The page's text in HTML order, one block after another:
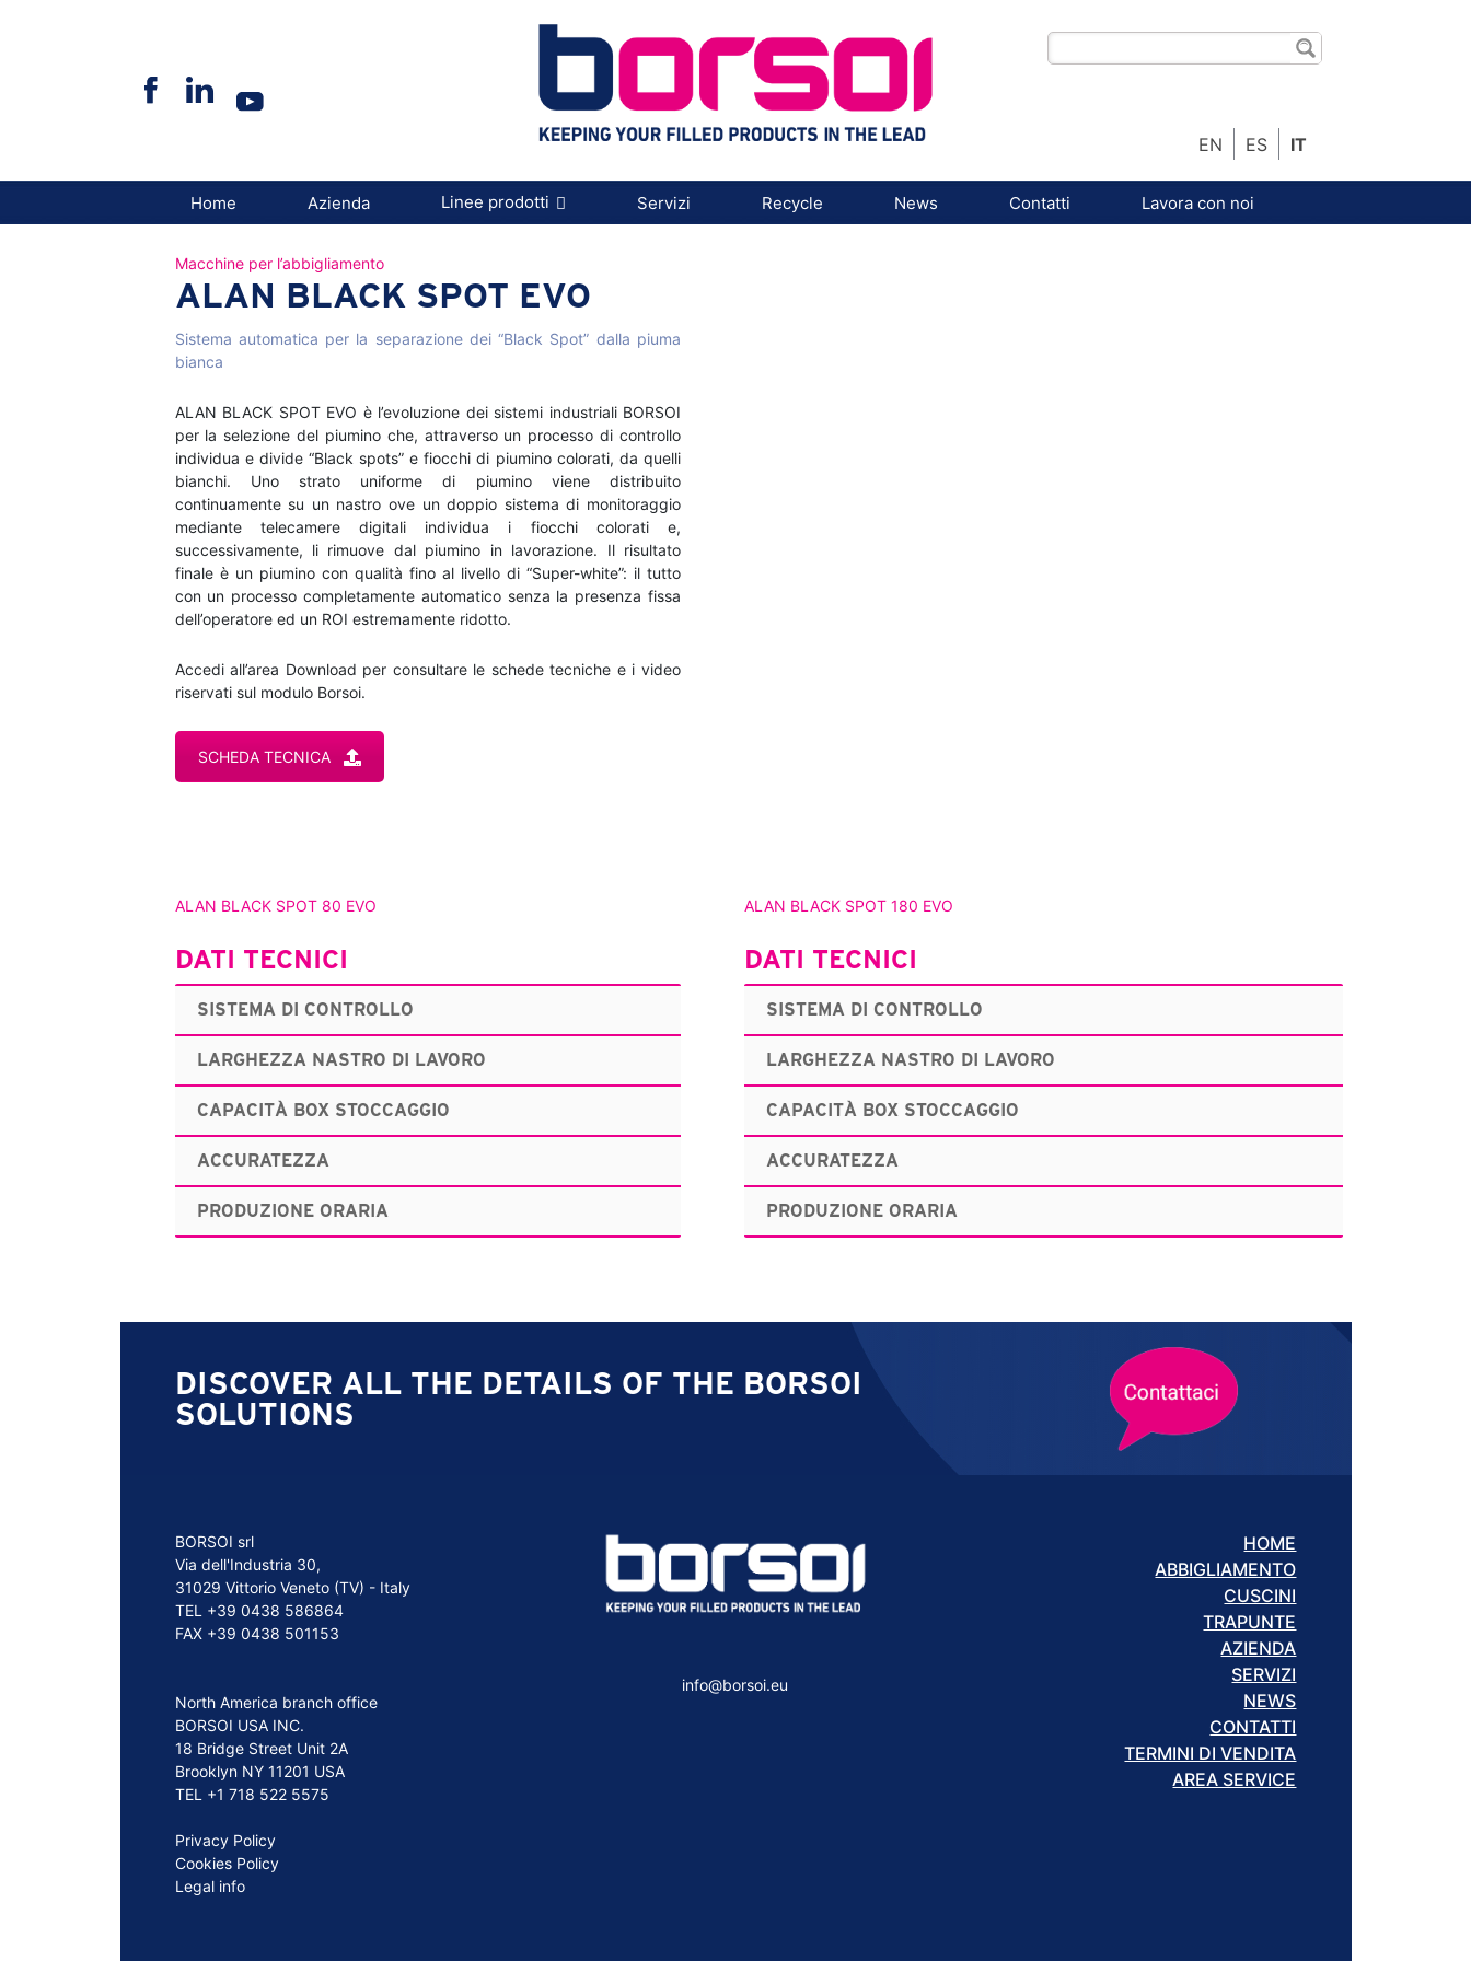
EN ES IT
Home Azienda Linee prodotti Servizi Recycle News Contatti Lavora con noi
Macchine per l’abbigliamento
ALAN BLACK SPOT EVO
Sistema automatica per la separazione dei “Black Spot” dalla piuma
bianca
ALAN BLACK SPOT EVO è l’evoluzione dei sistemi industriali BORSOI
per la selezione del piumino che, attraverso un processo di controllo
individua e divide “Black spots” e fiocchi di piumino colorati, da quelli
bianchi. Uno strato uniforme di piumino viene distribuito
continuamente su un nastro ove un doppio sistema di monitoraggio
mediante telecamere digitali individua i fiocchi colorati e,
successivamente, li rimuove dal piumino in lavorazione. Il risultato
finale è un piumino con qualità fino al livello di “Super-white”: il tutto
con un processo completamente automatico senza la presenza fissa
dell’operatore ed un ROI estremamente ridotto.
Accedi all’area Download per consultare le schede tecniche e i video
riservati sul modulo Borsoi.
SCHEDA TECNICA
ALAN BLACK SPOT 80 EVO
DATI TECNICI
SISTEMA DI CONTROLLO
LARGHEZZA NASTRO DI LAVORO
CAPACITÀ BOX STOCCAGGIO
ACCURATEZZA
PRODUZIONE ORARIA
ALAN BLACK SPOT 180 EVO
DATI TECNICI
SISTEMA DI CONTROLLO
LARGHEZZA NASTRO DI LAVORO
CAPACITÀ BOX STOCCAGGIO
ACCURATEZZA
PRODUZIONE ORARIA
DISCOVER ALL THE DETAILS OF THE BORSOI
SOLUTIONS
BORSOI srl
Via dell'Industria 30,
31029 Vittorio Veneto (TV) - Italy
TEL +39 0438 586864
FAX +39 0438 501153
North America branch office
BORSOI USA INC.
18 Bridge Street Unit 2A
Brooklyn NY 11201 USA
TEL +1 718 522 5575
Privacy Policy
Cookies Policy
Legal info
info@borsoi.eu
HOME
ABBIGLIAMENTO
CUSCINI
TRAPUNTE
AZIENDA
SERVIZI
NEWS
CONTATTI
TERMINI DI VENDITA
AREA SERVICE